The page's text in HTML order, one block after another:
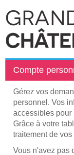
Compte
Gérez vos
personnel. Vos
accessibles pour
Grâce à votre
traitement de
Vous n'avez pas